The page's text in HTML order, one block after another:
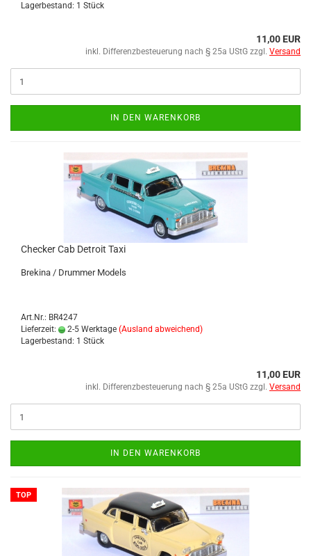
Lagerbestand: 1 Stück
11,00 EUR
inkl. Differenzbesteuerung nach § 25a UStG zzgl. Versand
IN DEN WARENKORB
Che­cker Cab De­troit Taxi
Bre­ki­na / Drum­mer Mo­dels
Art.Nr.: BR4247
Lieferzeit:
2-5 Werktage (Ausland abweichend)
Lagerbestand: 1 Stück
11,00 EUR
inkl. Differenzbesteuerung nach § 25a UStG zzgl. Versand
IN DEN WARENKORB
TOP